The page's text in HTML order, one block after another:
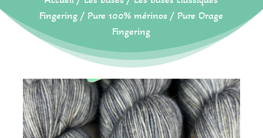
Fingering / Pure 100% mérinos / Pure Orage
Fingering